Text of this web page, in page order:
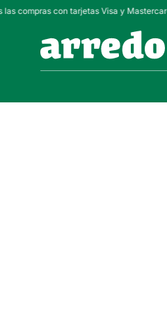
compras con tarjetas Visa y Mastercard